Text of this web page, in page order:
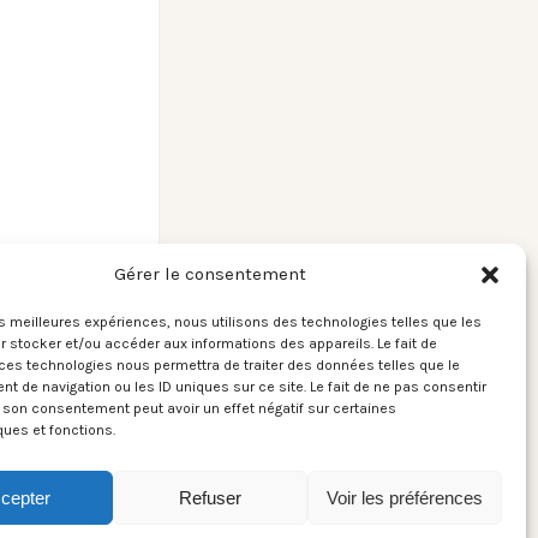
Gérer le consentement
meilleures expériences, nous utilisons des technologies telles que les
stocker et/ou accéder aux informations des appareils. Le fait de
technologies nous permettra de traiter des données telles que le
de navigation ou les ID uniques sur ce site. Le fait de ne pas consentir
son consentement peut avoir un effet négatif sur certaines
et fonctions.
Refuser Voir les préférences
/ Blood in
the Yolk →